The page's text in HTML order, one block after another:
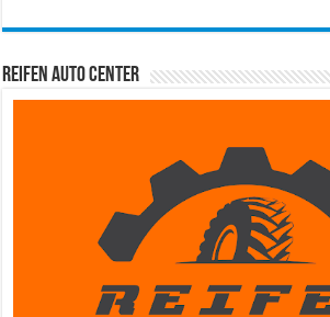
Reifen Auto Center